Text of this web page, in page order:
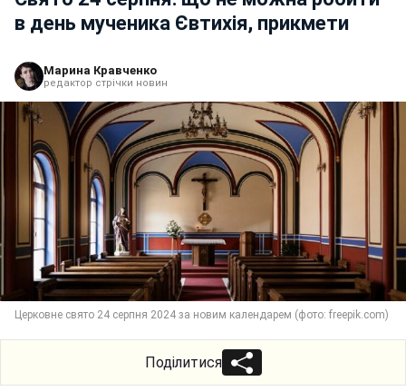
в день мученика Євтихія, прикмети
Марина Кравченко
редактор стрічки новин
Церковне свято 24 серпня 2024 за новим календарем (фото: freepik.com)
Поділитися